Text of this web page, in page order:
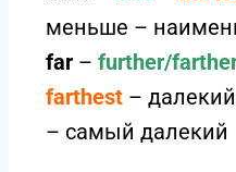
меньше –
far – further/
farthest –
– самый далекий